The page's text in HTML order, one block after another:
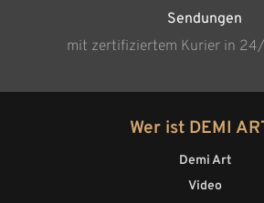
Sendungen
mit zertifiziertem Kurier in
Wer ist DEMI
Demi Art
Video